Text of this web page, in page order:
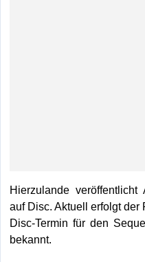
Hierzulande
auf Disc. Aktuell erfolgt der
Disc-Termin für den
bekannt.